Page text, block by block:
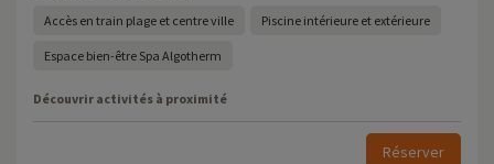
Accès en train plage et centre ville Piscine intérieure et extérieure
Espace bien-être Spa Algotherm
Découvrir activités à proximité
Réserver